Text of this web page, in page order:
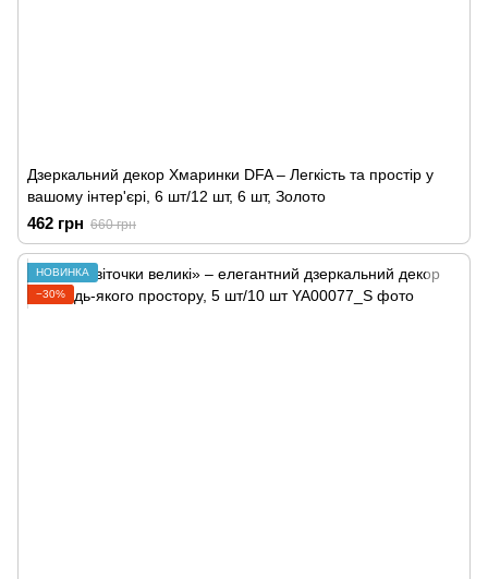
Дзеркальний декор Хмаринки DFA – Легкість та простір у
вашому інтер'єрі, 6 шт/12 шт, 6 шт, Золото
462 грн 660 грн
НОВИНКА
−30%